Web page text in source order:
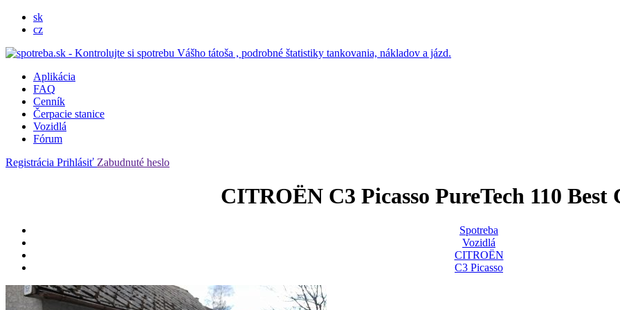
sk
cz
Aplikácia
FAQ
Cenník
Čerpacie stanice
Vozidlá
Fórum
Registrácia Prihlásiť Zabudnuté heslo
CITROËN C3 Picasso PureTech 110 Best
Spotreba
Vozidlá
CITROËN
C3 Picasso